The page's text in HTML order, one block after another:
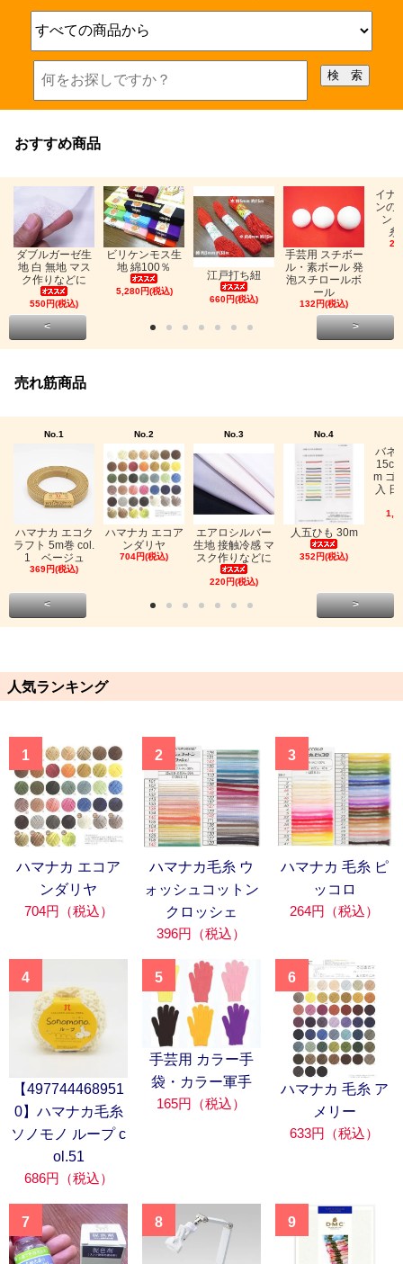
おすすめ商品
ダブルガーゼ生
地 白 無地 マス
ク作りなどに
550円(税込)
ビリケンモス生
地 綿100％
5,280円(税込)
江戸打ち紐
660円(税込)
手芸用 スチボー
ル・素ボール 発
泡スチロールボ
ール
132円(税込)
イナ
ンの
ン
糸
< >
売れ筋商品
No.1
ハマナカ エコク
ラフト 5m巻 col.
1 ベージュ
369円(税込)
No.2
ハマナカ エコア
ンダリヤ
704円(税込)
No.3
エアロシルバー
生地 接触冷感 マ
スク作りなどに
220円(税込)
No.4
人五ひも 30m
352円(税込)
バネ
m ゴ
入
< >
人気ランキング
1
ハマナカ エコア
ンダリヤ
704円（税込）
2
ハマナカ毛糸 ウ
ォッシュコットン
クロッシェ
396円（税込）
3
ハマナカ 毛糸 ピ
ッコロ
264円（税込）
4
【497744468951
0】ハマナカ毛糸
ソノモノ ループ c
ol.51
686円（税込）
5
手芸用 カラー手
袋・カラー軍手
165円（税込）
6
ハマナカ 毛糸 ア
メリー
633円（税込）
7 8 9